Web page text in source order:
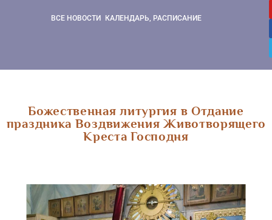
ВСЕ НОВОСТИ КАЛЕНДАРЬ, РАСПИСАНИЕ
Божественная литургия в Отдание
праздника Воздвижения Животворящего
Креста Господня